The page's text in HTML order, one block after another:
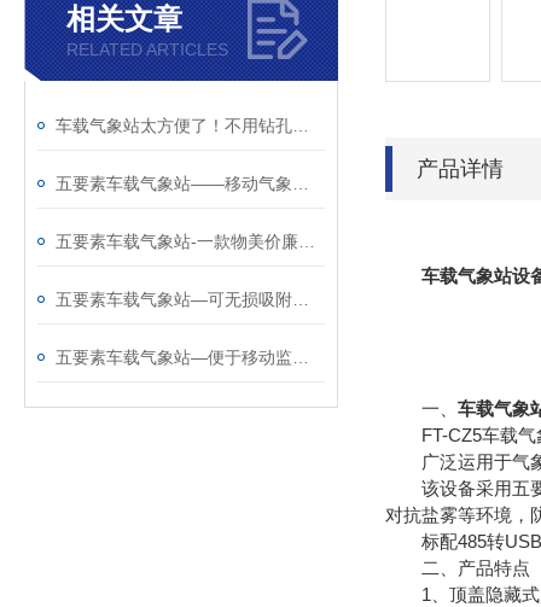
相关文章
RELATED ARTICLES
产品详情
车载气象站设
一、 车载气象
FT-CZ5车载气象
广泛运用于气象
该设备采用五要
对抗盐雾等环境，
标配485转USB
二、产品特点
1、顶盖隐藏式